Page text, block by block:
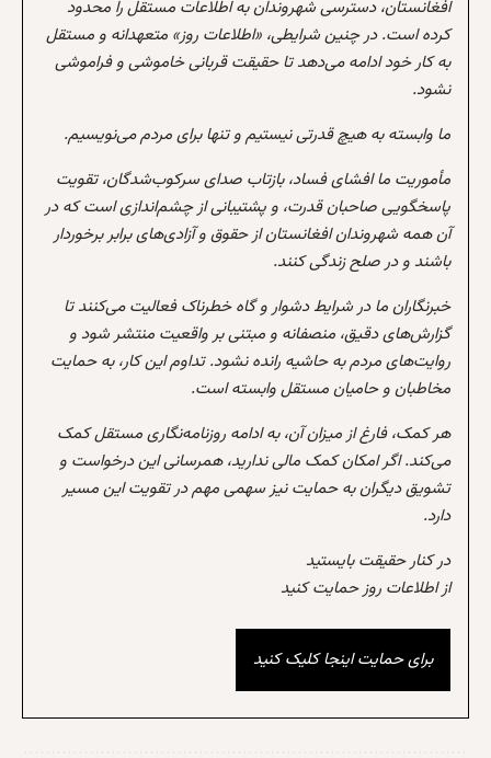
افغانستان، دسترسی شهروندان به اطلاعات مستقل را محدود
کرده است. در چنین شرایطی، «اطلاعات روز» متعهدانه و مستقل
به کار خود ادامه می‌دهد تا حقیقت قربانی خاموشی و فراموشی
نشود.
ما وابسته به هیچ قدرتی نیستیم و تنها برای مردم می‌نویسیم.
مأموریت ما افشای فساد، بازتاب صدای سرکوب‌شدگان، تقویت
پاسخگویی صاحبان قدرت، و پشتیبانی از چشم‌اندازی است که در
آن همه شهروندان افغانستان از حقوق و آزادی‌های برابر برخوردار
باشند و در صلح زندگی کنند.
خبرنگاران ما در شرایط دشوار و گاه خطرناک فعالیت می‌کنند تا
گزارش‌های دقیق، منصفانه و مبتنی بر واقعیت منتشر شود و
روایت‌های مردم به حاشیه رانده نشود. تداوم این کار، به حمایت
مخاطبان و حامیان مستقل وابسته است.
هر کمک، فارغ از میزان آن، به ادامه روزنامه‌نگاری مستقل کمک
می‌کند. اگر امکان کمک مالی ندارید، همرسانی این درخواست و
تشویق دیگران به حمایت نیز سهمی مهم در تقویت این مسیر
دارد.
در کنار حقیقت بایستید
از اطلاعات روز حمایت کنید
برای حمایت اینجا کلیک کنید